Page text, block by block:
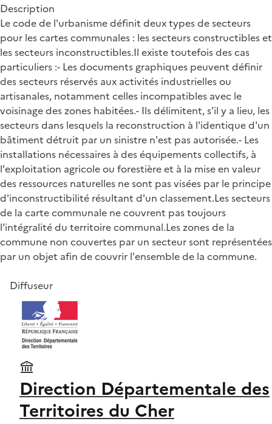
Description
Le code de l'urbanisme définit deux types de secteurs
pour les cartes communales : les secteurs constructibles et
les secteurs inconstructibles.Il existe toutefois des cas
particuliers :- Les documents graphiques peuvent définir
des secteurs réservés aux activités industrielles ou
artisanales, notamment celles incompatibles avec le
voisinage des zones habitées.- Ils délimitent, s'il y a lieu, les
secteurs dans lesquels la reconstruction à l'identique d'un
bâtiment détruit par un sinistre n'est pas autorisée.- Les
installations nécessaires à des équipements collectifs, à
l'exploitation agricole ou forestière et à la mise en valeur
des ressources naturelles ne sont pas visées par le principe
d'inconstructibilité résultant d'un classement.Les secteurs
de la carte communale ne couvrent pas toujours
l'intégralité du territoire communal.Les zones de la
commune non couvertes par un secteur sont représentées
par un objet afin de couvrir l'ensemble de la commune.
Diffuseur
Direction Départementale des
Territoires du Cher